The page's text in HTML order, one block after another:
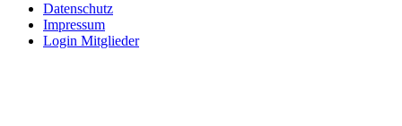
Datenschutz
Impressum
Login Mitglieder